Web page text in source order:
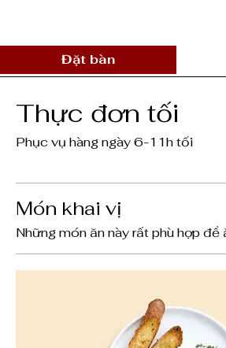
Đặt bàn
Thực đơn tối
Phục vụ hàng ngày 6-11h tối
Món khai vị
Những món ăn này rất phù hợp để